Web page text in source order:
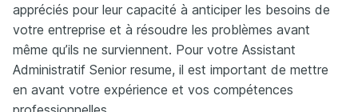
appréciés pour leur capacité à anticiper les besoins de
votre entreprise et à résoudre les problèmes avant
même qu’ils ne surviennent. Pour votre Assistant
Administratif Senior resume, il est important de mettre
en avant votre expérience et vos compétences